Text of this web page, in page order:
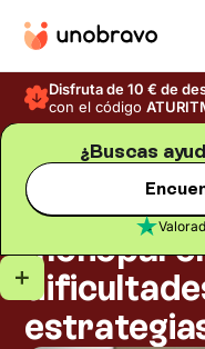
Disfruta de 10 € de
con el código
¿Buscas
Blog
Crecer en